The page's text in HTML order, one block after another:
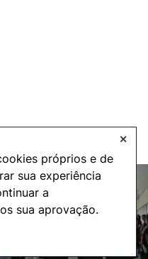
próprios e de
sua experiência
a
sua aprovação.
✕
Alumni